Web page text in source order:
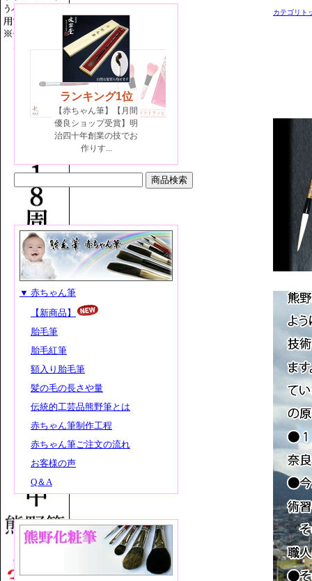
▼ 赤ちゃん筆
【新商品】
胎毛筆
胎毛紅筆
額入り胎毛筆
髪の毛の長さや量
伝統的工芸品熊野筆とは
赤ちゃん筆制作工程
赤ちゃん筆ご注文の流れ
お客様の声
Q＆A
カテゴリト